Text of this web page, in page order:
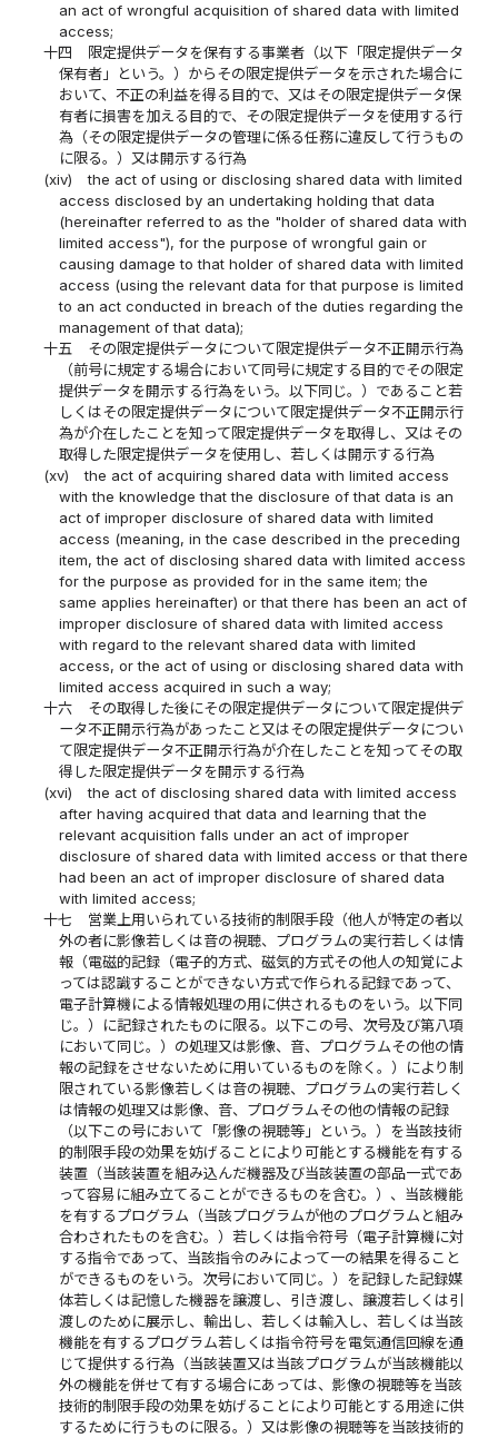
an act of wrongful acquisition of shared data with limited
access;
十四
限定提供データを保有する事業者（以下「限定提供データ
保有者」という。）からその限定提供データを示された場合に
おいて、不正の利益を得る目的で、又はその限定提供データ保
有者に損害を加える目的で、その限定提供データを使用する行
為（その限定提供データの管理に係る任務に違反して行うもの
に限る。）又は開示する行為
(xiv)
the act of using or disclosing shared data with limited
access disclosed by an undertaking holding that data
(hereinafter referred to as the "holder of shared data with
limited access"), for the purpose of wrongful gain or
causing damage to that holder of shared data with limited
access (using the relevant data for that purpose is limited
to an act conducted in breach of the duties regarding the
management of that data);
十五
その限定提供データについて限定提供データ不正開示行為
（前号に規定する場合において同号に規定する目的でその限定
提供データを開示する行為をいう。以下同じ。）であること若
しくはその限定提供データについて限定提供データ不正開示行
為が介在したことを知って限定提供データを取得し、又はその
取得した限定提供データを使用し、若しくは開示する行為
(xv)
the act of acquiring shared data with limited access
with the knowledge that the disclosure of that data is an
act of improper disclosure of shared data with limited
access (meaning, in the case described in the preceding
item, the act of disclosing shared data with limited access
for the purpose as provided for in the same item; the
same applies hereinafter) or that there has been an act of
improper disclosure of shared data with limited access
with regard to the relevant shared data with limited
access, or the act of using or disclosing shared data with
limited access acquired in such a way;
十六
その取得した後にその限定提供データについて限定提供デ
ータ不正開示行為があったこと又はその限定提供データについ
て限定提供データ不正開示行為が介在したことを知ってその取
得した限定提供データを開示する行為
(xvi)
the act of disclosing shared data with limited access
after having acquired that data and learning that the
relevant acquisition falls under an act of improper
disclosure of shared data with limited access or that there
had been an act of improper disclosure of shared data
with limited access;
十七
営業上用いられている技術的制限手段（他人が特定の者以
外の者に影像若しくは音の視聴、プログラムの実行若しくは情
報（電磁的記録（電子的方式、磁気的方式その他人の知覚によ
っては認識することができない方式で作られる記録であって、
電子計算機による情報処理の用に供されるものをいう。以下同
じ。）に記録されたものに限る。以下この号、次号及び第八項
において同じ。）の処理又は影像、音、プログラムその他の情
報の記録をさせないために用いているものを除く。）により制
限されている影像若しくは音の視聴、プログラムの実行若しく
は情報の処理又は影像、音、プログラムその他の情報の記録
（以下この号において「影像の視聴等」という。）を当該技術
的制限手段の効果を妨げることにより可能とする機能を有する
装置（当該装置を組み込んだ機器及び当該装置の部品一式であ
って容易に組み立てることができるものを含む。）、当該機能
を有するプログラム（当該プログラムが他のプログラムと組み
合わされたものを含む。）若しくは指令符号（電子計算機に対
する指令であって、当該指令のみによって一の結果を得ること
ができるものをいう。次号において同じ。）を記録した記録媒
体若しくは記憶した機器を譲渡し、引き渡し、譲渡若しくは引
渡しのために展示し、輸出し、若しくは輸入し、若しくは当該
機能を有するプログラム若しくは指令符号を電気通信回線を通
じて提供する行為（当該装置又は当該プログラムが当該機能以
外の機能を併せて有する場合にあっては、影像の視聴等を当該
技術的制限手段の効果を妨げることにより可能とする用途に供
するために行うものに限る。）又は影像の視聴等を当該技術的